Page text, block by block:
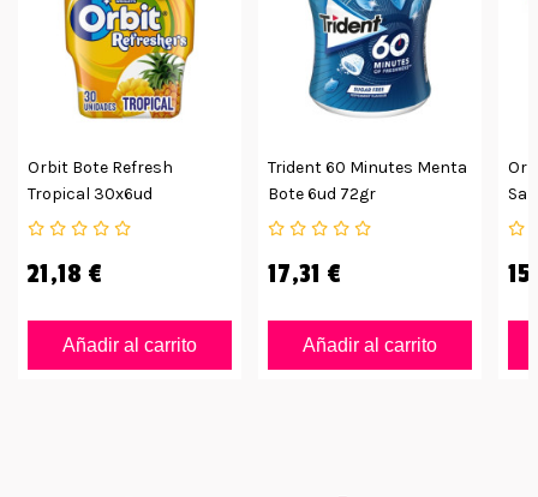
Orbit Bote Refresh
Tropical 30x6ud
21,18 €
Añadir al carrito
Trident 60 Minutes Menta
Bote 6ud 72gr
17,31 €
Añadir al carrito